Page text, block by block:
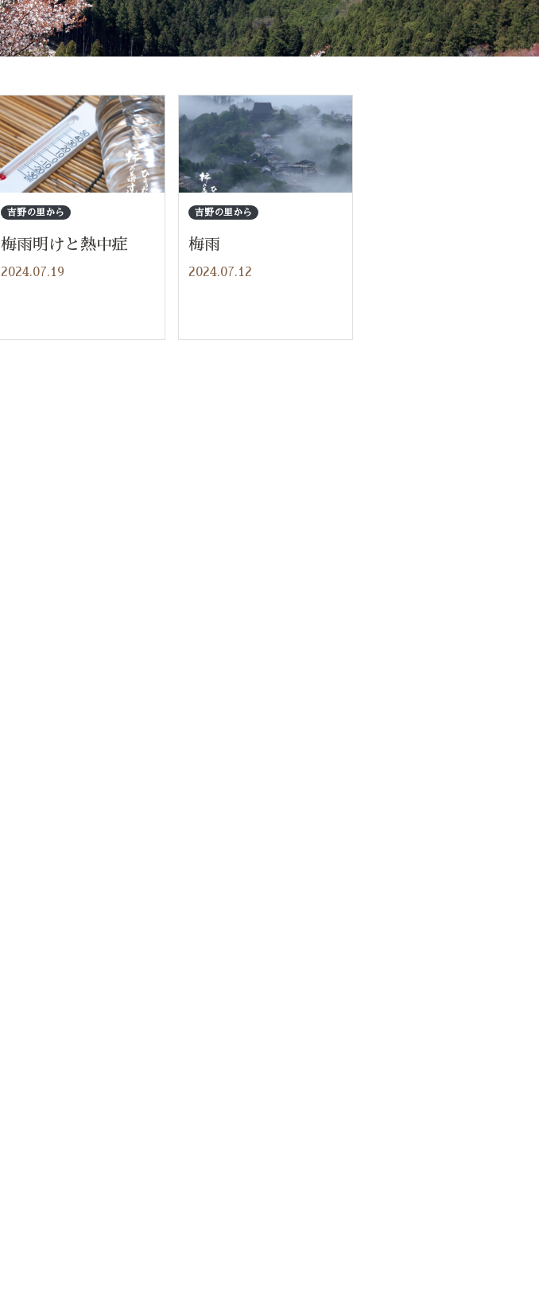
吉野の里から
梅雨明けと熱中症
2024.07.19
吉野の里から
梅雨
2024.07.12